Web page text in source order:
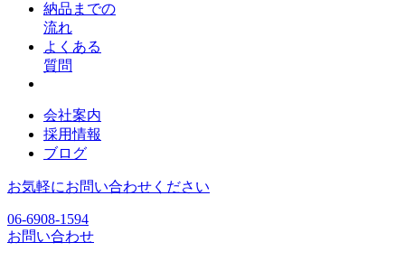
納品までの
流れ
よくある
質問
会社案内
採用情報
ブログ
お気軽にお問い合わせください
06-6908-1594
お問い合わせ